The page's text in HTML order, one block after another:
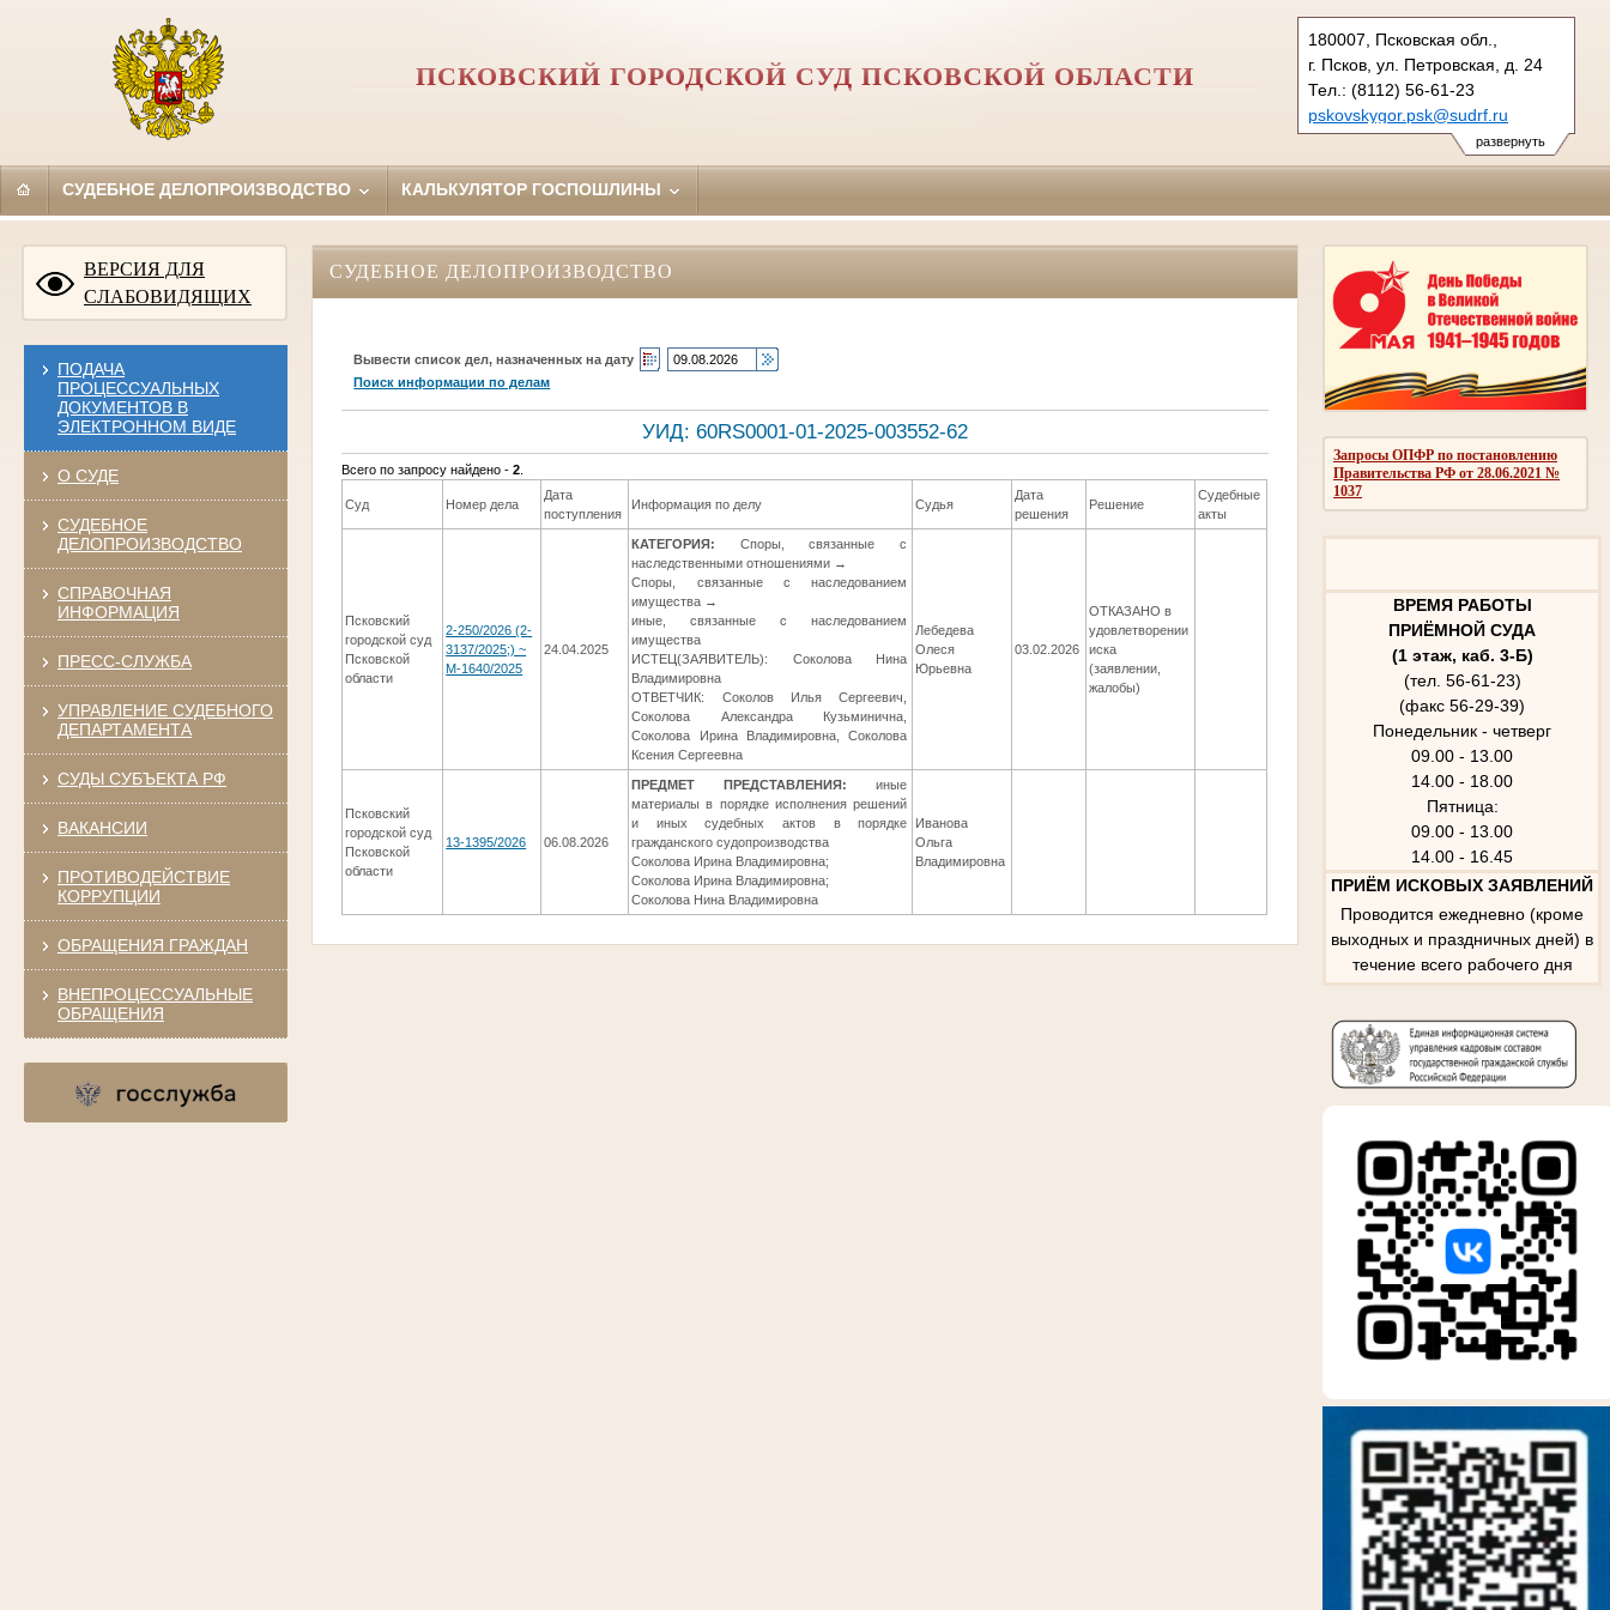
развернуть
180007, Псковская обл.,
г. Псков, ул. Петровская, д. 24
Тел.: (8112) 56-61-23
pskovskygor.psk@sudrf.ru
ПСКОВСКИЙ ГОРОДСКОЙ СУД ПСКОВСКОЙ ОБЛАСТИ
СУДЕБНОЕ ДЕЛОПРОИЗВОДСТВО КАЛЬКУЛЯТОР ГОСПОШЛИНЫ
ВЕРСИЯ ДЛЯ
СЛАБОВИДЯЩИХ
ПОДАЧА
ПРОЦЕССУАЛЬНЫХ
ДОКУМЕНТОВ В
ЭЛЕКТРОННОМ ВИДЕ
О СУДЕ
СУДЕБНОЕ
ДЕЛОПРОИЗВОДСТВО
СПРАВОЧНАЯ
ИНФОРМАЦИЯ
ПРЕСС-СЛУЖБА
УПРАВЛЕНИЕ СУДЕБНОГО
ДЕПАРТАМЕНТА
СУДЫ СУБЪЕКТА РФ
ВАКАНСИИ
ПРОТИВОДЕЙСТВИЕ
КОРРУПЦИИ
ОБРАЩЕНИЯ ГРАЖДАН
ВНЕПРОЦЕССУАЛЬНЫЕ
ОБРАЩЕНИЯ
Запросы ОПФР по постановлению
Правительства РФ от 28.06.2021 №
1037
ВРЕМЯ РАБОТЫ
ПРИЁМНОЙ СУДА
(1 этаж, каб. 3-Б)
(тел. 56-61-23)
(факс 56-29-39)
Понедельник - четверг
09.00 - 13.00
14.00 - 18.00
Пятница:
09.00 - 13.00
14.00 - 16.45
ПРИЁМ ИСКОВЫХ ЗАЯВЛЕНИЙ
Проводится ежедневно (кроме
выходных и праздничных дней) в
течение всего рабочего дня
СУДЕБНОЕ ДЕЛОПРОИЗВОДСТВО
Вывести список дел, назначенных на дату
Поиск информации по делам
УИД: 60RS0001-01-2025-003552-62
Всего по запросу найдено -2
Суд Номер дела
Дата
поступления
Информация по делу Судья
Дата
решения
Решение
Судебные
акты
Псковский
городской суд
Псковской
области
2-250/2026 (2-
3137/2025;) ~
М-1640/2025
24.04.2025
КАТЕГОРИЯ: Споры, связанные с
наследственными отношениями →
Споры, связанные с наследованием
имущества →
иные, связанные с наследованием
имущества
ИСТЕЦ(ЗАЯВИТЕЛЬ): Соколова Нина
Владимировна
ОТВЕТЧИК: Соколов Илья Сергеевич,
Соколова Александра Кузьминична,
Соколова Ирина Владимировна, Соколова
Ксения Сергеевна
Лебедева
Олеся
Юрьевна
03.02.2026
ОТКАЗАНО в
удовлетворении
иска
(заявлении,
жалобы)
Псковский
городской суд
Псковской
области
13-1395/2026 06.08.2026
ПРЕДМЕТ ПРЕДСТАВЛЕНИЯ: иные
материалы в порядке исполнения решений
и иных судебных актов в порядке
гражданского судопроизводства
Соколова Ирина Владимировна;
Соколова Ирина Владимировна;
Соколова Нина Владимировна
Иванова
Ольга
Владимировна